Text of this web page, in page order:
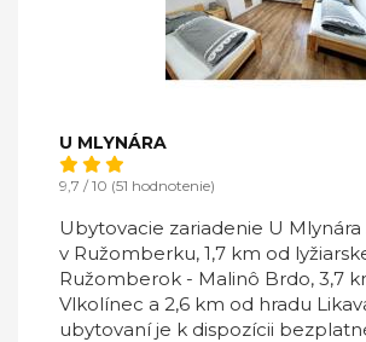
U MLYNÁRA
9,7 / 10 (51 hodnotenie)
Ubytovacie zariadenie U Mlynára
v Ružomberku, 1,7 km od
Ružomberok - Malinô Brdo, 3,7
Vlkolínec a 2,6 km od hradu
ubytovaní je k dispozícii